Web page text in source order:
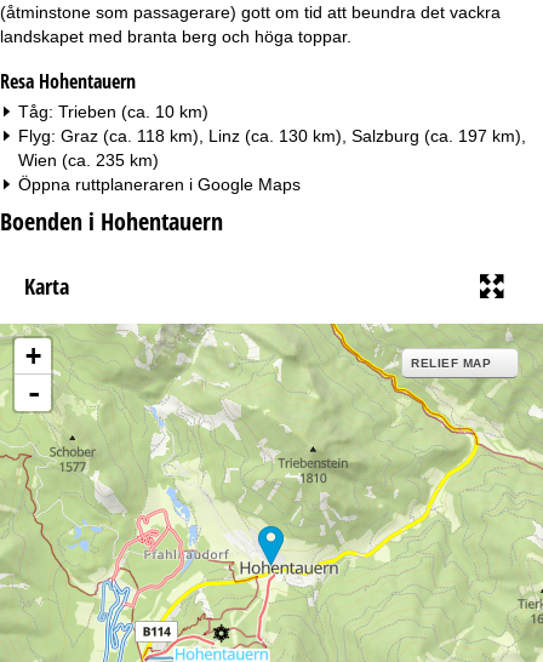
(åtminstone som passagerare) gott om tid att beundra det vackra
landskapet med branta berg och höga toppar.
Resa Hohentauern
Tåg: Trieben (ca. 10 km)
Flyg: Graz (ca. 118 km), Linz (ca. 130 km), Salzburg (ca. 197 km),
Wien (ca. 235 km)
Öppna ruttplaneraren i Google Maps
Boenden i Hohentauern
Karta
+
-
RELIEF MAP